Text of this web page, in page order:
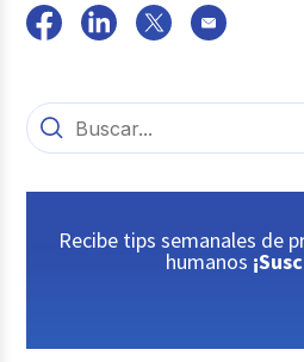
Recibe tips semanales de
humanos